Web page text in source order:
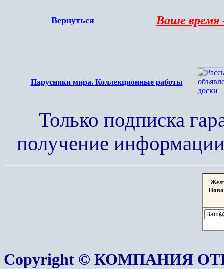
Вернуться Ваше
Парусники мира. Коллекционные работы
Только подписка
получение
Copyright © КОМПАНИЯ